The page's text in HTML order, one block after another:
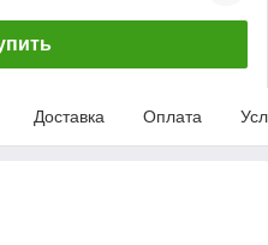
Доставка Оплата